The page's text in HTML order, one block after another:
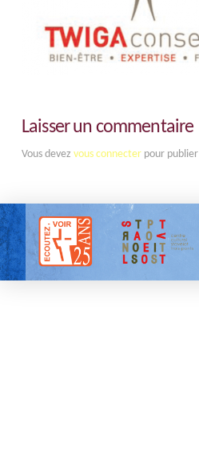
Laisser un commentaire
Vous devez vous connecterpour